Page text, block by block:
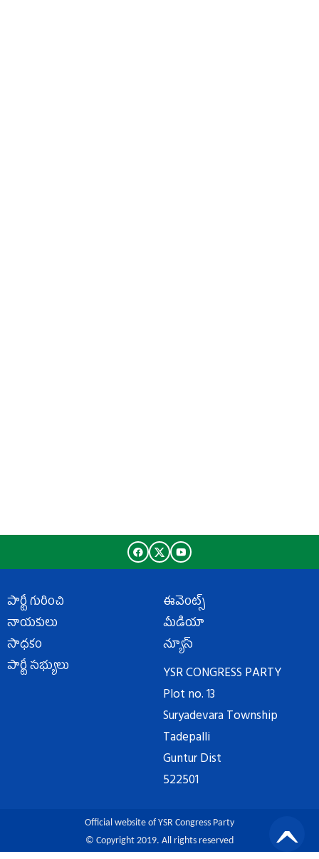
పార్టీ గురించి
నాయకులు
సాధకం
పార్టీ సభ్యులు
ఈవెంట్స్
మీడియా
న్యూస్
YSR CONGRESS PARTY
Plot no. 13
Suryadevara Township
Tadepalli
Guntur Dist
522501
Official website of YSR Congress Party
© Copyright 2019. All rights reserved